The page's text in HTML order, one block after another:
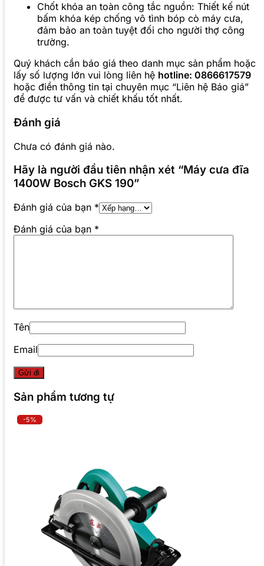
Chốt khóa an toàn công tắc nguồn: Thiết kế nút
bấm khóa kép chống vô tình bóp cò máy cưa,
đảm bảo an toàn tuyệt đối cho người thợ công
trường.
Quý khách cần báo giá theo danh mục sản phẩm hoặc
lấy số lượng lớn vui lòng liên hệ hotline: 0866617579
hoặc điền thông tin tại chuyên mục “Liên hệ Báo giá”
để được tư vấn và chiết khấu tốt nhất.
Đánh giá
Chưa có đánh giá nào.
Hãy là người đầu tiên nhận xét “Máy cưa đĩa
1400W Bosch GKS 190”
Đánh giá của bạn *
Đánh giá của bạn *
Tên
Email
Sản phẩm tương tự
-5%